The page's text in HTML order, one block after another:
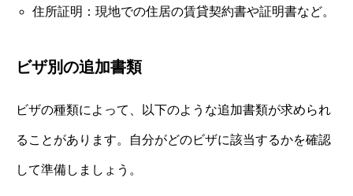
住所証明：現地での住居の賃貸契約書や証明書など。
ビザ別の追加書類
ビザの種類によって、以下のような追加書類が求められ
ることがあります。自分がどのビザに該当するかを確認
して準備しましょう。